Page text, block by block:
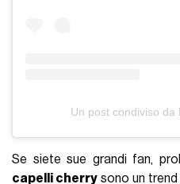
Un post condiviso da
Se siete sue grandi fan,
capelli cherry sono un